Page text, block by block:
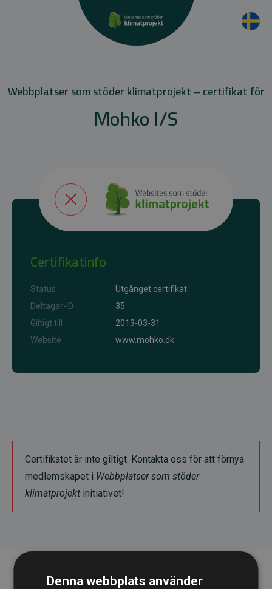
Webbplatser som stöder klimatprojekt – certifikat för
Mohko I/S
Certifikatinfo
Status
Utgånget certifikat
Deltagar-ID
35
Giltigt till
2013-03-31
Website
www.mohko.dk
Certifikatet är inte giltigt. Kontakta oss för att förnya
medlemskapet i Webbplatser som stöder
klimatprojekt initiativet!
Denna webbplats använder